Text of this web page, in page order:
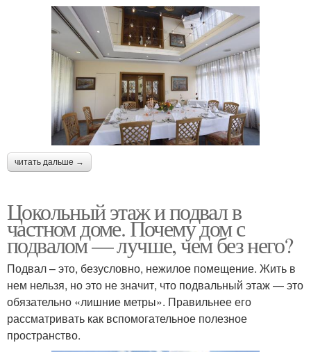
читать дальше →
Цокольный этаж и подвал в
частном доме. Почему дом с
подвалом — лучше, чем без него?
Подвал – это, безусловно, нежилое помещение. Жить в
нем нельзя, но это не значит, что подвальный этаж — это
обязательно «лишние метры». Правильнее его
рассматривать как вспомогательное полезное
пространство.